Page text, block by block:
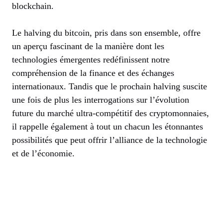
blockchain.
Le halving du bitcoin, pris dans son ensemble, offre
un aperçu fascinant de la manière dont les
technologies émergentes redéfinissent notre
compréhension de la finance et des échanges
internationaux. Tandis que le prochain halving suscite
une fois de plus les interrogations sur l’évolution
future du marché ultra-compétitif des cryptomonnaies,
il rappelle également à tout un chacun les étonnantes
possibilités que peut offrir l’alliance de la technologie
et de l’économie.